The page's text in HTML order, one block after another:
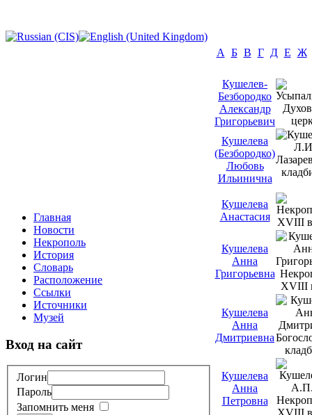
Главная
Новости
Некрополь
История
Словарь
Расположение
Ссылки
Источники
Музей
Вход на сайт
Логин
Пароль
Запомнить меня
А Б В Г Д Е Ж
Кушелев-
Безбородко
Александр
Григорьевич
Кушелева
(Безбородко)
Любовь
Ильинична
Кушелева
Анастасия
Кушелева
Анна
Григорьевна
Кушелева
Анна
Дмитриевна
Кушелева
Анна
Петровна